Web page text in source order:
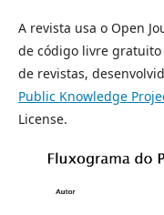
A revista usa o Open
de código livre
de revistas,
Public Knowledge
License.